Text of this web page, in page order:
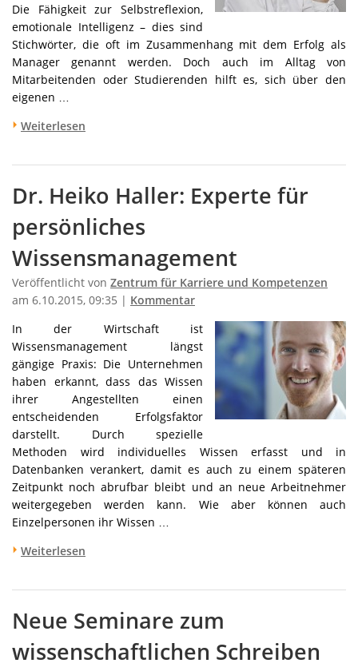
Die Fähigkeit zur Selbstreflexion,
emotionale Intelligenz – dies sind
Stichwörter, die oft im Zusammenhang mit dem Erfolg als
Manager genannt werden. Doch auch im Alltag von
Mitarbeitenden oder Studierenden hilft es, sich über den
eigenen …
Weiterlesen
Dr. Heiko Haller: Experte für
persönliches
Wissensmanagement
Veröffentlicht von Zentrum für Karriere und Kompetenzen
am 6.10.2015, 09:35 | Kommentar
In der Wirtschaft ist
Wissensmanagement längst
gängige Praxis: Die Unternehmen
haben erkannt, dass das Wissen
ihrer Angestellten einen
entscheidenden Erfolgsfaktor
darstellt. Durch spezielle
Methoden wird individuelles Wissen erfasst und in
Datenbanken verankert, damit es auch zu einem späteren
Zeitpunkt noch abrufbar bleibt und an neue Arbeitnehmer
weitergegeben werden kann. Wie aber können auch
Einzelpersonen ihr Wissen …
Weiterlesen
Neue Seminare zum
wissenschaftlichen Schreiben